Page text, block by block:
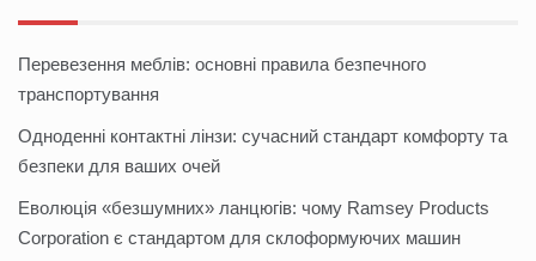
Перевезення меблів: основні правила безпечного
транспортування
Одноденні контактні лінзи: сучасний стандарт комфорту та
безпеки для ваших очей
Еволюція «безшумних» ланцюгів: чому Ramsey Products
Corporation є стандартом для склоформуючих машин